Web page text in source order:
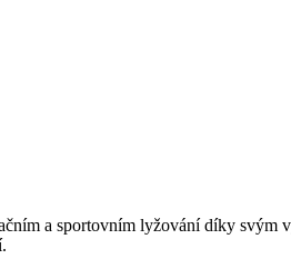
a sportovním lyžování díky svým